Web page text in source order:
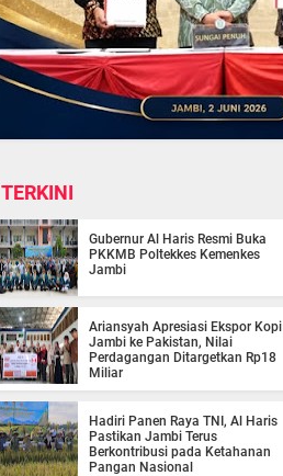
TERKINI
Gubernur Al Haris Resmi Buka
PKKMB Poltekkes Kemenkes
Jambi
Ariansyah Apresiasi Ekspor Kopi
Jambi ke Pakistan, Nilai
Perdagangan Ditargetkan Rp18
Miliar
Hadiri Panen Raya TNI, Al Haris
Pastikan Jambi Terus
Berkontribusi pada Ketahanan
Pangan Nasional